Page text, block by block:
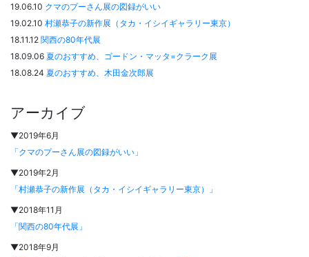
19.06.10 クマのプーさん展の図録がいい
19.02.10 村瀬恭子の新作展（タカ・イシイギャラリー東京）
18.11.12 関西の80年代展
18.09.06 夏のおすすめ、ゴードン・マッタ=クラーク展
18.08.24 夏のおすすめ、木田金次郎展
アーカイブ
▼2019年6月
「クマのプーさん展の図録がいい」
▼2019年2月
「村瀬恭子の新作展（タカ・イシイギャラリー東京）」
▼2018年11月
「関西の80年代展」
▼2018年9月